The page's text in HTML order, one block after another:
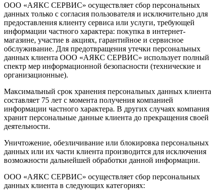
ООО «АЯКС СЕРВИС» осуществляет сбор персональных
данных только с согласия пользователя и исключительно для
предоставления клиенту сервиса или услуги, требующей
информации частного характера: покупка в интернет-
магазине, участие в акциях, гарантийное и сервисное
обслуживание. Для предотвращения утечки персональных
данных клиента ООО «АЯКС СЕРВИС» использует полный
спектр мер информационной безопасности (технические и
организационные).
Максимальный срок хранения персональных данных клиента
составляет 75 лет с момента получения компанией
информации частного характера. В других случаях компания
хранит персональные данные клиента до прекращения своей
деятельности.
Уничтожение, обезличивание или блокировка персональных
данных или их части клиента производится для исключения
возможности дальнейшей обработки данной информации.
ООО «АЯКС СЕРВИС» осуществляет сбор персональных
данных клиента в следующих категориях: